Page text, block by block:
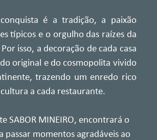
é a tradição, a paixão
típicos e o orgulho das raízes da
isso, a decoração de cada casa
original e do cosmopolita vivido
trazendo um enredo rico
a cada restaurante.
SABOR MINEIRO, encontrará o
passar momentos agradáveis ao